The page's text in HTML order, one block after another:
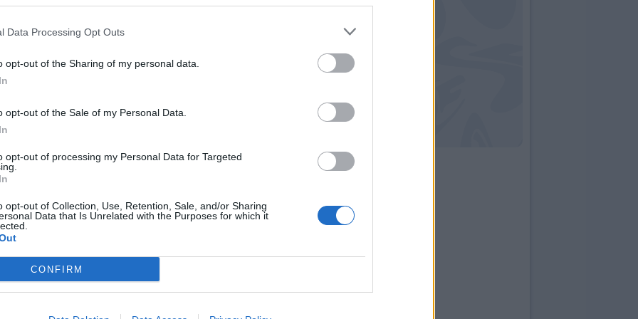
Data Processing Opt Outs
opt-out of the Sharing of my personal data.
opt-out of the Sale of my Personal Data.
opt-out of processing my Personal Data for Targeted
opt-out of Collection, Use, Retention, Sale, and/or Sharing
Data that Is Unrelated with the Purposes for which it
CONFIRM
di ieri sera sta già avendo profonde
oggi sarà ufficialmente dei capitolini, in
hanno difatti preso il ricercatissimo
più bonus. La cifra che percepiranno i
la primissima parte degli introiti
no, perchè sono stati proprio i francesi a
dell'esterno del Real, oramai chiuso da
spagnola, con Coentrao che tra poche